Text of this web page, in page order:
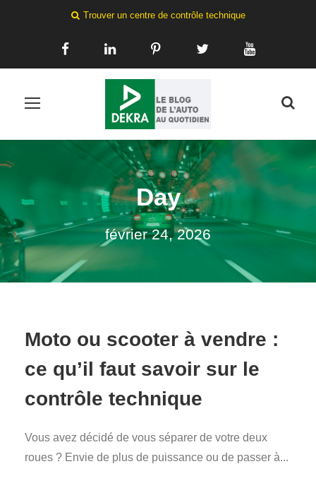
Trouver un centre de contrôle technique
Day
février 24, 2026
Moto ou scooter à vendre :
ce qu’il faut savoir sur le
contrôle technique
Vous avez décidé de vous séparer de votre deux
roues ? Envie de plus de puissance ou de passer à...